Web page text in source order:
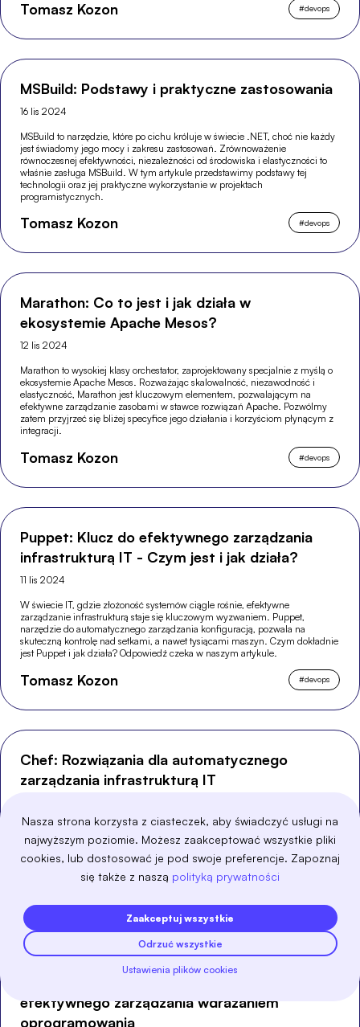
Nasza strona korzysta z ciasteczek, aby świadczyć usługi na
najwyższym poziomie. Możesz zaakceptować wszystkie pliki
cookies, lub dostosować je pod swoje preferencje. Zapoznaj
się także z naszą polityką prywatności
Zaakceptuj wszystkie
Odrzuć wszystkie
Ustawienia plików cookies
Tomasz Kozon #devops
MSBuild: Podstawy i praktyczne zastosowania
16 lis 2024
MSBuild to narzędzie, które po cichu króluje w świecie .NET, choć nie każdy
jest świadomy jego mocy i zakresu zastosowań. Zrównoważenie
równoczesnej efektywności, niezależności od środowiska i elastyczności to
właśnie zasługa MSBuild. W tym artykule przedstawimy podstawy tej
technologii oraz jej praktyczne wykorzystanie w projektach
programistycznych.
Tomasz Kozon #devops
Marathon: Co to jest i jak działa w
ekosystemie Apache Mesos?
12 lis 2024
Marathon to wysokiej klasy orchestator, zaprojektowany specjalnie z myślą o
ekosystemie Apache Mesos. Rozważając skalowalność, niezawodność i
elastyczność, Marathon jest kluczowym elementem, pozwalającym na
efektywne zarządzanie zasobami w stawce rozwiązań Apache. Pozwólmy
zatem przyjrzeć się bliżej specyfice jego działania i korzyściom płynącym z
integracji.
Tomasz Kozon #devops
Puppet: Klucz do efektywnego zarządzania
infrastrukturą IT - Czym jest i jak działa?
11 lis 2024
W świecie IT, gdzie złożoność systemów ciągle rośnie, efektywne
zarządzanie infrastrukturą staje się kluczowym wyzwaniem. Puppet,
narzędzie do automatycznego zarządzania konfiguracją, pozwala na
skuteczną kontrolę nad setkami, a nawet tysiącami maszyn. Czym dokładnie
jest Puppet i jak działa? Odpowiedź czeka w naszym artykule.
Tomasz Kozon #devops
Chef: Rozwiązania dla automatycznego
zarządzania infrastrukturą IT
Gęsta sieć systemów informatycznych składa się z nieskończonej ilości
komponentów. Zarządzanie infrastrukturą IT jest złożonym zadaniem, które
zarządza i modyfikuje elementy infrastruktury IT. W niniejszym artykule
omówimy szczegółowo jego funkcjonalność i wykorzystanie.
Tomasz Kozon
Spinnaker: Nowoczesne narzędzie do
efektywnego zarządzania wdrażaniem
oprogramowania